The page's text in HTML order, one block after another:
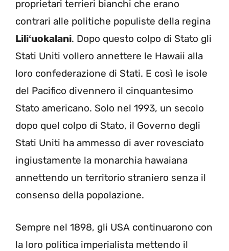
proprietari terrieri bianchi che erano
contrari alle politiche populiste della regina
Liliʻuokalani. Dopo questo colpo di Stato gli
Stati Uniti vollero annettere le Hawaii alla
loro confederazione di Stati. E così le isole
del Pacifico divennero il cinquantesimo
Stato americano. Solo nel 1993, un secolo
dopo quel colpo di Stato, il Governo degli
Stati Uniti ha ammesso di aver rovesciato
ingiustamente la monarchia hawaiana
annettendo un territorio straniero senza il
consenso della popolazione.
Sempre nel 1898, gli USA continuarono con
la loro politica imperialista mettendo il